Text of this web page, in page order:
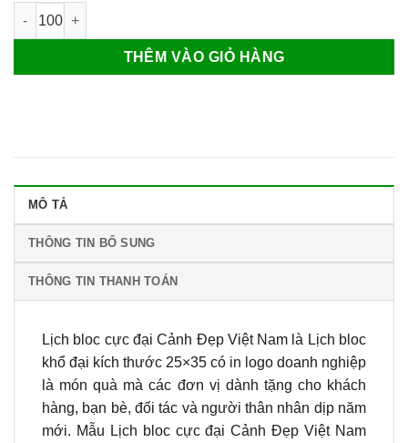
Lịch bloc cực đại Cảnh Đẹp Việt Nam số lượng
THÊM VÀO GIỎ HÀNG
MÔ TẢ
THÔNG TIN BỔ SUNG
THÔNG TIN THANH TOÁN
Lịch bloc cực đại Cảnh Đẹp Việt Nam là Lịch bloc
khổ đại kích thước 25×35 có in logo doanh nghiệp
là món quà mà các đơn vị dành tặng cho khách
hàng, bạn bè, đối tác và người thân nhân dịp năm
mới. Mẫu Lịch bloc cực đại Cảnh Đẹp Việt Nam